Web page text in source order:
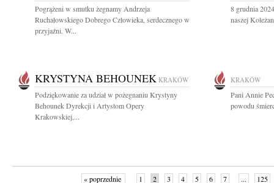
Pogrążeni w smutku żegnamy Andrzeja
Ruchałowskiego Dobrego Człowieka, serdecznego w
przyjaźni. W...
8 grudnia
naszej
KRYSTYNA BEHOUNEK KRAKÓW
Podziękowanie za udział w pożegnaniu Krystyny
Behounek Dyrekcji i Artystom Opery
Krakowskiej,...
KRAKÓW
Pani Annie
powodu
« poprzednie 1 2 3 4 5 6 7 ... 125